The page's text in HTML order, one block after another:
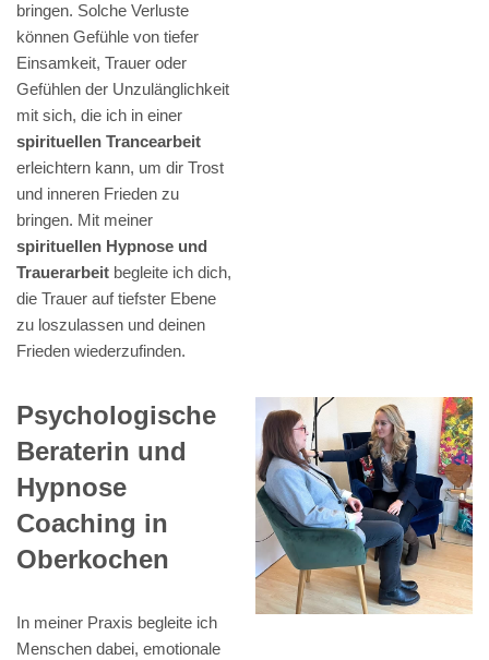
bringen. Solche Verluste
können Gefühle von tiefer
Einsamkeit, Trauer oder
Gefühlen der Unzulänglichkeit
mit sich, die ich in einer
spirituellen Trancearbeit
erleichtern kann, um dir Trost
und inneren Frieden zu
bringen. Mit meiner
spirituellen Hypnose und
Trauerarbeit begleite ich dich,
die Trauer auf tiefster Ebene
zu loszulassen und deinen
Frieden wiederzufinden.
Psychologische
Beraterin und
Hypnose
Coaching in
Oberkochen
In meiner Praxis begleite ich
Menschen dabei, emotionale